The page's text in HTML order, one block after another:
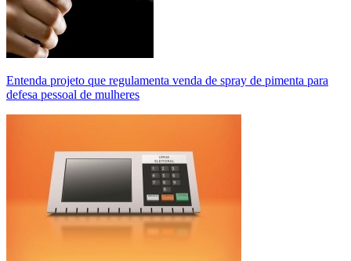
Entenda projeto que regulamenta venda de spray de pimenta para
defesa pessoal de mulheres